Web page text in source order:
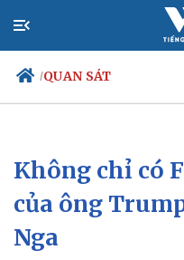
/QUAN SÁT
Chính trị
Đảng
Tổ chức nhân sự
Quốc hội
Nhận diện sự thật
Không chỉ có
của ông
Nga